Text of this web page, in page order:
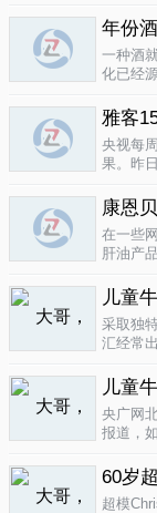
款小食
物，据
年份
一种酒
化已经
有害又
的饮品
雅客
央视每
果。昨
生产该
产品，
康恩
在一些
肝油产
孩子服
品，过
儿童
采取独
汇经常
示，孩
天，重
儿童
央广网
报道，
非常独
养专家
60岁
超模